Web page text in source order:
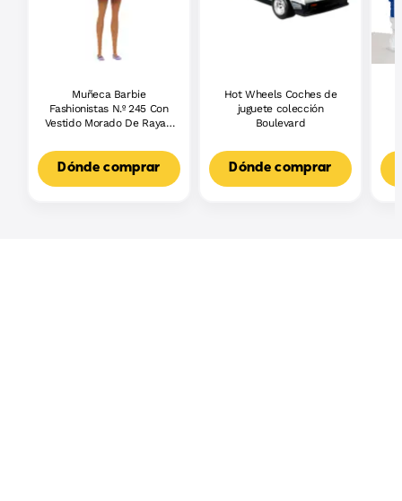
Muñeca Barbie
Fashionistas N.º 245 Con
Vestido Morado De Rayas,
Con Accesorios
Dónde comprar
Hot Wheels Coches de
juguete colección
Boulevard
Dónde comprar